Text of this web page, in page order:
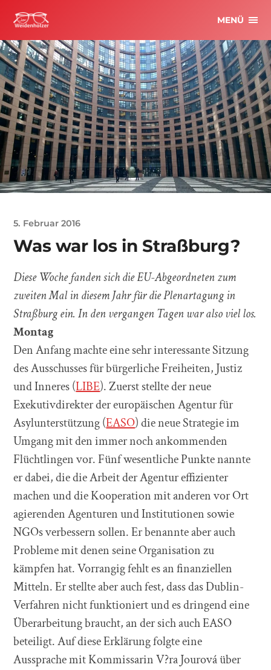
MENÜ
5. Februar 2016
Was war los in Straßburg?
Diese Woche fanden sich die EU-Abgeordneten zum
zweiten Mal in diesem Jahr für die Plenartagung in
Straßburg ein. In den vergangen Tagen war also viel los.
Montag
Den Anfang machte eine sehr interessante Sitzung
des Ausschusses für bürgerliche Freiheiten, Justiz
und Inneres (LIBE). Zuerst stellte der neue
Exekutivdirekter der europäischen Agentur für
Asylunterstützung (EASO) die neue Strategie im
Umgang mit den immer noch ankommenden
Flüchtlingen vor. Fünf wesentliche Punkte nannte
er dabei, die die Arbeit der Agentur effizienter
machen und die Kooperation mit anderen vor Ort
agierenden Agenturen und Institutionen sowie
NGOs verbessern sollen. Er benannte aber auch
Probleme mit denen seine Organisation zu
kämpfen hat. Vorrangig fehlt es an finanziellen
Mitteln. Er stellte aber auch fest, dass das Dublin-
Verfahren nicht funktioniert und es dringend eine
Überarbeitung braucht, an der sich auch EASO
beteiligt. Auf diese Erklärung folgte eine
Aussprache mit Kommissarin V?ra Jourová über